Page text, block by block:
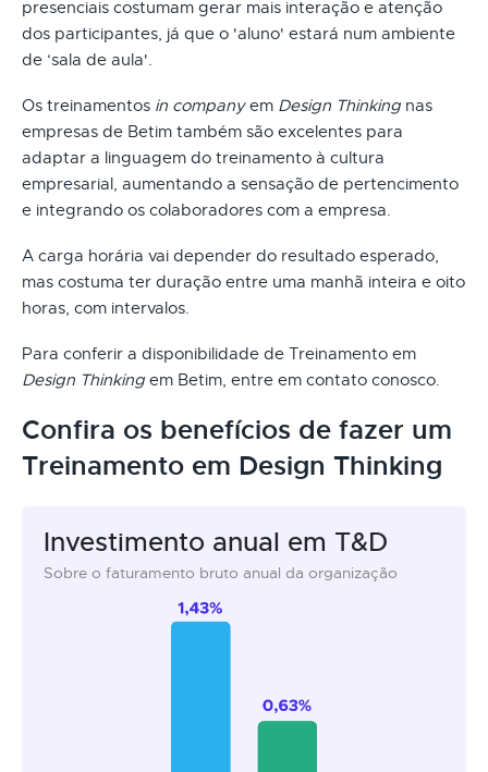
presenciais costumam gerar mais interação e atenção
dos participantes, já que o 'aluno' estará num ambiente
de ‘sala de aula'.
Os treinamentos in companyem Design Thinking nas
empresas de Betim também são excelentes para
adaptar a linguagem do treinamento à cultura
empresarial, aumentando a sensação de pertencimento
e integrando os colaboradores com a empresa.
A carga horária vai depender do resultado esperado,
mas costuma ter duração entre uma manhã inteira e oito
horas, com intervalos.
Para conferir a disponibilidade de Treinamento em
Design Thinking em Betim, entre em contato conosco.
Confira os benefícios de fazer um
Treinamento em Design Thinking
Investimento anual em T&D
Sobre o faturamento bruto anual da organização